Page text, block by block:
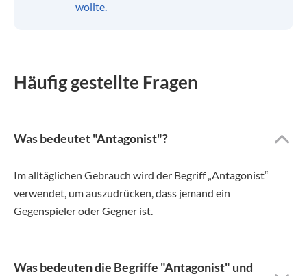
wollte.
Häufig gestellte Fragen
Was bedeutet "Antagonist"?
Im alltäglichen Gebrauch wird der Begriff „Antagonist“
verwendet, um auszudrücken, dass jemand ein
Gegenspieler oder Gegner ist.
Was bedeuten die Begriffe "Antagonist" und